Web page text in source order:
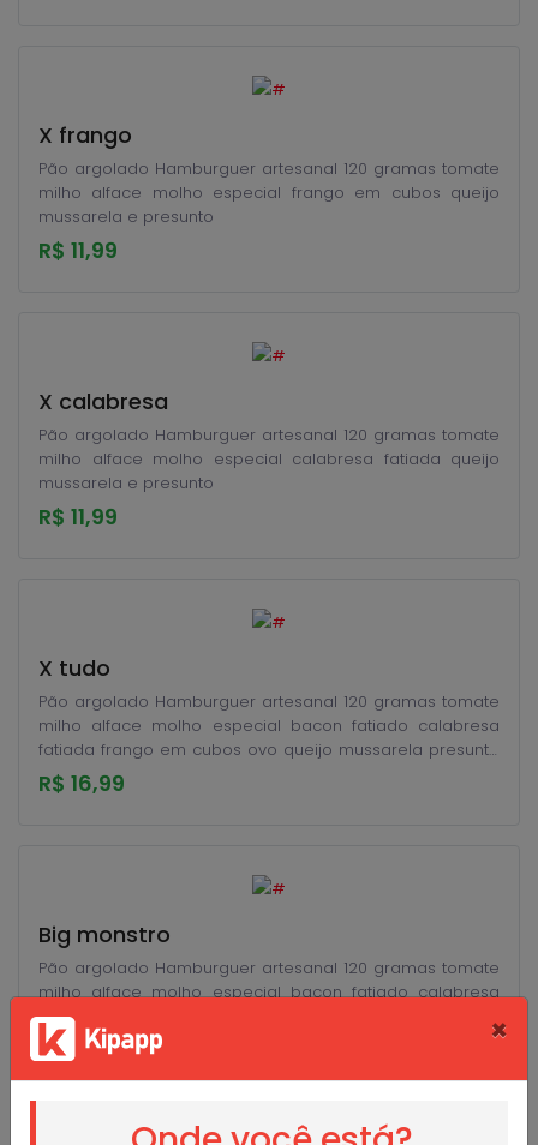
×
X frango
Pão argolado Hamburguer artesanal 120 gramas tomate
milho alface molho especial frango em cubos queijo
mussarela e presunto
R$ 11,99
X calabresa
Pão argolado Hamburguer artesanal 120 gramas tomate
milho alface molho especial calabresa fatiada queijo
mussarela e presunto
R$ 11,99
X tudo
Pão argolado Hamburguer artesanal 120 gramas tomate
milho alface molho especial bacon fatiado calabresa
fatiada frango em cubos ovo queijo mussarela presunto
e batata palha
R$ 16,99
Big monstro
Pão argolado Hamburguer artesanal 120 gramas tomate
milho alface molho especial bacon fatiado calabresa
fatiada frango em cubos ovo salsicha catupiry queijo
mussarela presunto e batata palha
R$ 19,99